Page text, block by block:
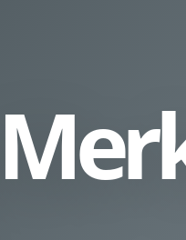
Kurumsal Dokuman
Ofis Ici Gorsel Kimlik
Kurumsal Katalog